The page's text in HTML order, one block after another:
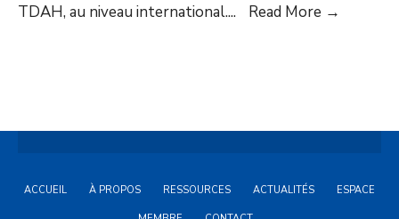
TDAH, au niveau international.... Read More →
ACCUEIL À PROPOS RESSOURCES ACTUALITÉS ESPACE